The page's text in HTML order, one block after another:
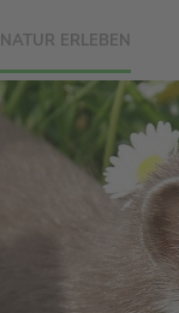
NATUR ERLEBEN